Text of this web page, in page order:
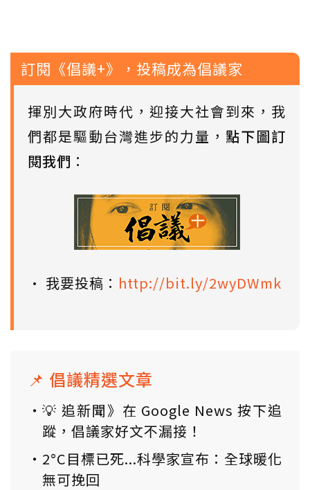
訂閱《倡議+》，投稿成為倡議家
揮別大政府時代，迎接大社會到來，我
們都是驅動台灣進步的力量， 點下圖訂
閱我們 ：
• 我要投稿： http://bit.ly/2wyDWmk
📌 倡議精選文章
💡 追新聞》在 Google News 按下追
蹤，倡議家好文不漏接！
2°C目標已死...科學家宣布：全球暖化
無可挽回